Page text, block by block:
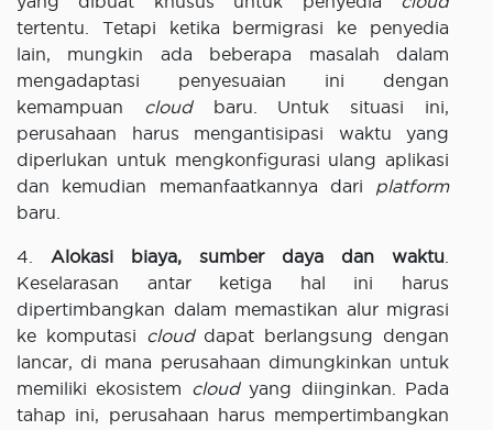
tertentu. Tetapi ketika bermigrasi ke penyedia
lain, mungkin ada beberapa masalah dalam
mengadaptasi penyesuaian ini dengan
kemampuan cloudbaru. Untuk situasi ini,
perusahaan harus mengantisipasi waktu yang
diperlukan untuk mengkonfigurasi ulang aplikasi
dan kemudian memanfaatkannya dari platform
baru.
4. Alokasi biaya, sumber daya dan waktu
Keselarasan antar ketiga hal ini harus
dipertimbangkan dalam memastikan alur migrasi
ke komputasi clouddapat berlangsung dengan
lancar, di mana perusahaan dimungkinkan untuk
memiliki ekosistem cloudyang diinginkan. Pada
tahap ini, perusahaan harus mempertimbangkan